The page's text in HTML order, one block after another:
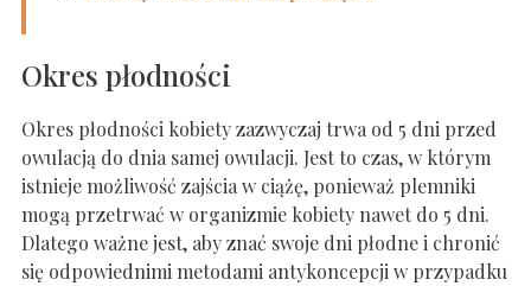
Okres płodności
Okres płodności kobiety zazwyczaj trwa od 5 dni przed
owulacją do dnia samej owulacji. Jest to czas, w którym
istnieje możliwość zajścia w ciążę, ponieważ plemniki
mogą przetrwać w organizmie kobiety nawet do 5 dni.
Dlatego ważne jest, aby znać swoje dni płodne i chronić
się odpowiednimi metodami antykoncepcji w przypadku